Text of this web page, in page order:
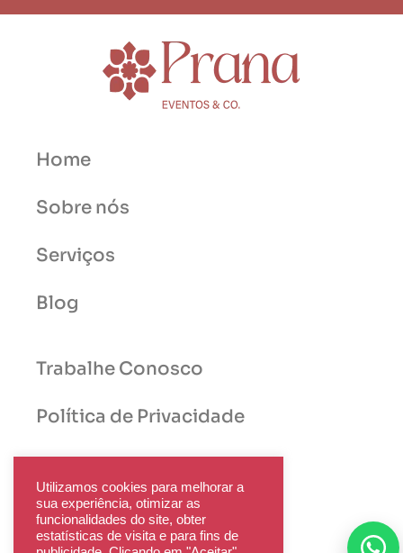
Home
Sobre nós
Serviços
Blog
Trabalhe Conosco
Política de Privacidade
Utilizamos cookies para melhorar a
sua experiência, otimizar as
funcionalidades do site, obter
estatísticas de visita e para fins de